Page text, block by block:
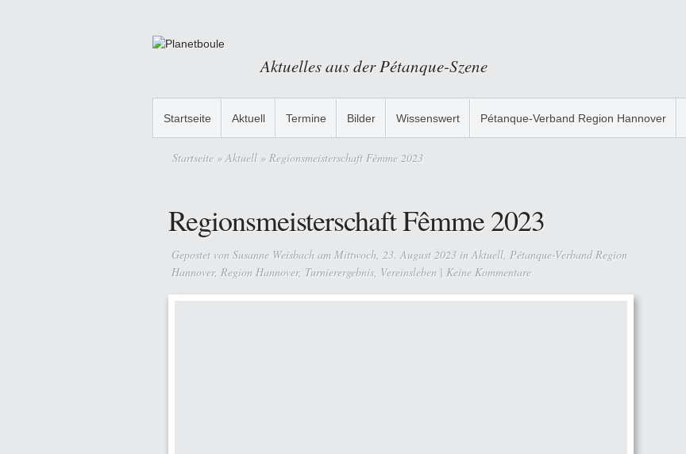
Aktuelles aus der Pétanque-Szene
Startseite Aktuell Termine Bilder Wissenswert Pétanque-Verband Region Hannover
Startseite » Aktuell » Regionsmeisterschaft Fêmme 2023
Regionsmeisterschaft Fêmme 2023
Gepostet von Susanne Weisbach am Mittwoch, 23. August 2023 in Aktuell, Pétanque-Verband Region
Hannover, Region Hannover, Turnierergebnis, Vereinsleben | Keine Kommentare